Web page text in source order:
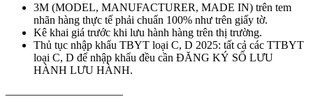
3M (MODEL, MANUFACTURER, MADE IN) trên tem
nhãn hàng thực tế phải chuẩn 100% như trên giấy tờ.
Kê khai giá trước khi lưu hành hàng trên thị trường.
Thủ tục nhập khẩu TBYT loại C, D 2025: tất cả các TTBYT
loại C, D để nhập khẩu đều cần ĐĂNG KÝ SỐ LƯU
HÀNH LƯU HÀNH.
——————————–